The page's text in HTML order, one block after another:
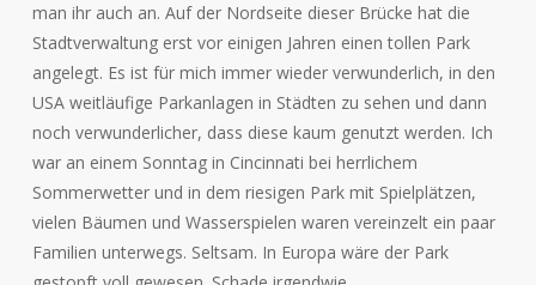
man ihr auch an. Auf der Nordseite dieser Brücke hat die
Stadtverwaltung erst vor einigen Jahren einen tollen Park
angelegt. Es ist für mich immer wieder verwunderlich, in den
USA weitläufige Parkanlagen in Städten zu sehen und dann
noch verwunderlicher, dass diese kaum genutzt werden. Ich
war an einem Sonntag in Cincinnati bei herrlichem
Sommerwetter und in dem riesigen Park mit Spielplätzen,
vielen Bäumen und Wasserspielen waren vereinzelt ein paar
Familien unterwegs. Seltsam. In Europa wäre der Park